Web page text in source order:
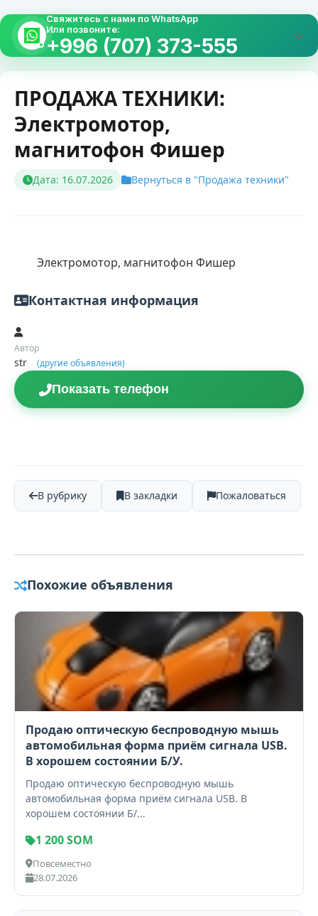
Свяжитесь с нами по WhatsApp
Или позвоните:
+996 (707) 373-555
ПРОДАЖА ТЕХНИКИ:
Электромотор,
магнитофон Фишер
Дата: 16.07.2026 Вернуться в "Продажа техники"
        Электромотор, магнитофон Фишер
Контактная информация
Автор
str (другие объявления)
Показать телефон
В рубрику В закладки Пожаловаться
Похожие объявления
Продаю оптическую беспроводную мышь
автомобильная форма приём сигнала USB.
В хорошем состоянии Б/У.
Продаю оптическую беспроводную мышь
автомобильная форма приём сигнала USB. В
хорошем состоянии Б/...
1 200 SOM
Повсеместно
28.07.2026